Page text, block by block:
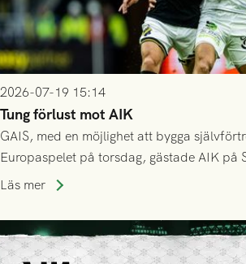
2026-07-19 15:14
Tung förlust mot AIK
GAIS, med en möjlighet att bygga
Europaspelet på torsdag, gästade AIK på
Stockholm . Men trots konstant hotande i
lyckades få in 2-0.
Läs mer